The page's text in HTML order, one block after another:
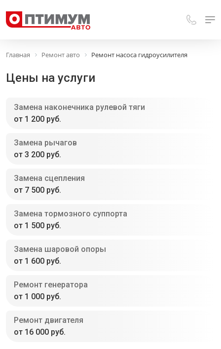
Главная Ремонт авто Ремонт насоса гидроусилителя
Цены на услуги
Замена наконечника рулевой тяги
от 1 200 руб.
Замена рычагов
от 3 200 руб.
Замена сцепления
от 7 500 руб.
Замена тормозного суппорта
от 1 500 руб.
Замена шаровой опоры
от 1 600 руб.
Ремонт генератора
от 1 000 руб.
Ремонт двигателя
от 16 000 руб.